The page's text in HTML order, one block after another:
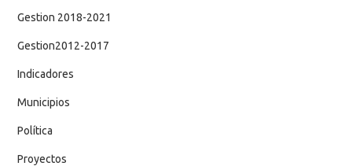
Gestion 2018-2021
Gestion2012-2017
Indicadores
Municipios
Política
Proyectos